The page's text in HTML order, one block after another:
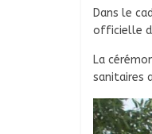
Dans le
officielle
La
sanitaires